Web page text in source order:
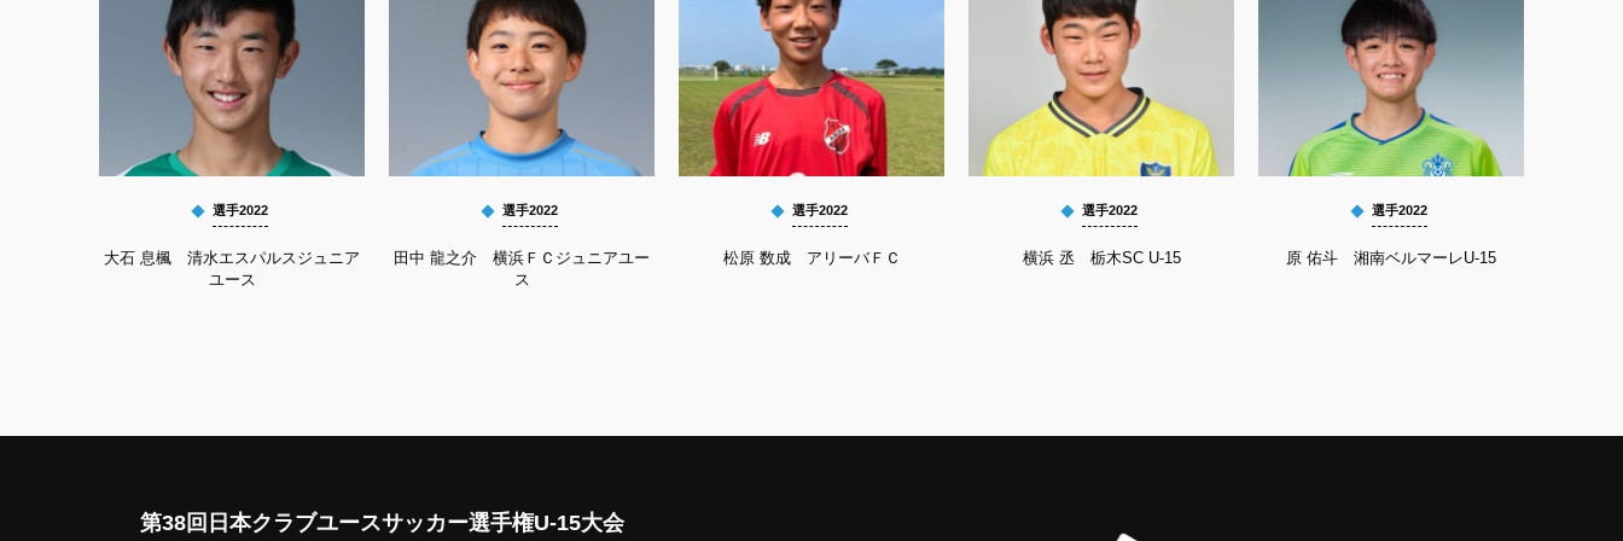
選手2022
大石 息楓 清水エスパルスジュニア
ユース
選手2022
田中 龍之介 横浜ＦＣジュニアユー
ス
選手2022
松原 数成 アリーバＦＣ
選手2022
横浜 丞 栃木SC U-15
選手2022
原 佑斗 湘南ベルマーレU-15
第38回日本クラブユースサッカー選手権U-15大会